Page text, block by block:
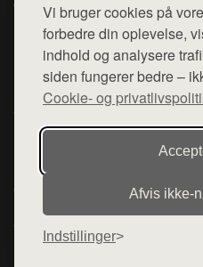
Vi bruger cookies på
forbedre din oplevelse,
indhold og analysere
siden fungerer bedre –
Cookie- og
Afvis
Indstillinger
Top Rabatter
Kontakt
Denne side er en del af
hjemmesider med
diverse webshops. Der sælges
henviser til de shops, som
varerne på lager.